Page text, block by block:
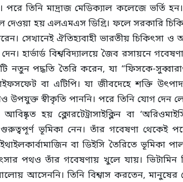
পরে তিনি মাদ্রাজ মেডিক্যাল কলেজে ভর্তি
দেওয়া হয় এলএমএস ডিগ্রি। ফলে সরকারি
সেখানেই ঐতিহ্যবাহী ভারতীয় চিকিৎসা
হার্ভার্ড বিশ্ববিদ্যালয়ে জৈব রসায়নে
পদ্ধতি তৈরি করেন, যা “ফিসকে-
বা এটিপি। যা জীবদেহে শক্তি
উপযুক্ত স্বীকৃতি পাননি। পরে তিনি যোগ দেন
হয় ক্লোরটেট্রাসাইক্লিন বা
ভূমিকা নেন। তাঁর গবেষণা থেকেই
বা ডিইসি তৈরিতে ভূমিকা
পথও তাঁর গবেষণায় খুলে যায়।
আলোয় আসেননি। তিনি বিশ্বাস করতেন,